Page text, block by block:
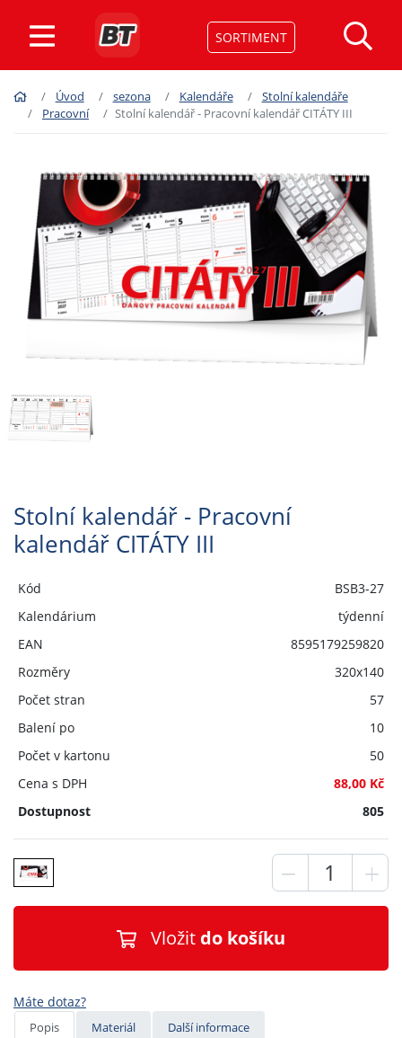
SORTIMENT
Úvod sezona Kalendáře
Stolní kalendáře
Pracovní
Stolní kalendář - Pracovní kalendář CITÁTY III
Stolní kalendář - Pracovní
kalendář CITÁTY III
Kód
BSB3-27
Kalendárium
týdenní
EAN
8595179259820
Rozměry
320x140
Počet stran
57
Balení po
10
Počet v kartonu
50
Cena s DPH
88,00 Kč
Dostupnost
805
Vložit do košíku
Máte dotaz?
Popis Materiál Další informace